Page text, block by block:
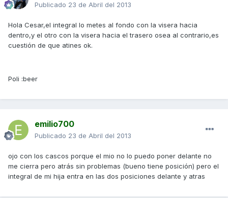
Publicado 23 de Abril del 2013
Hola Cesar,el integral lo metes al fondo con la visera hacia
dentro,y el otro con la visera hacia el trasero osea al contrario,es
cuestión de que atines ok.
Poli :beer
emilio700
Publicado 23 de Abril del 2013
ojo con los cascos porque el mio no lo puedo poner delante no
me cierra pero atrás sin problemas (bueno tiene posición) pero el
integral de mi hija entra en las dos posiciones delante y atras